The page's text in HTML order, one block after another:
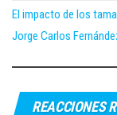
El impacto de los
Jorge Carlos
REACCIONES